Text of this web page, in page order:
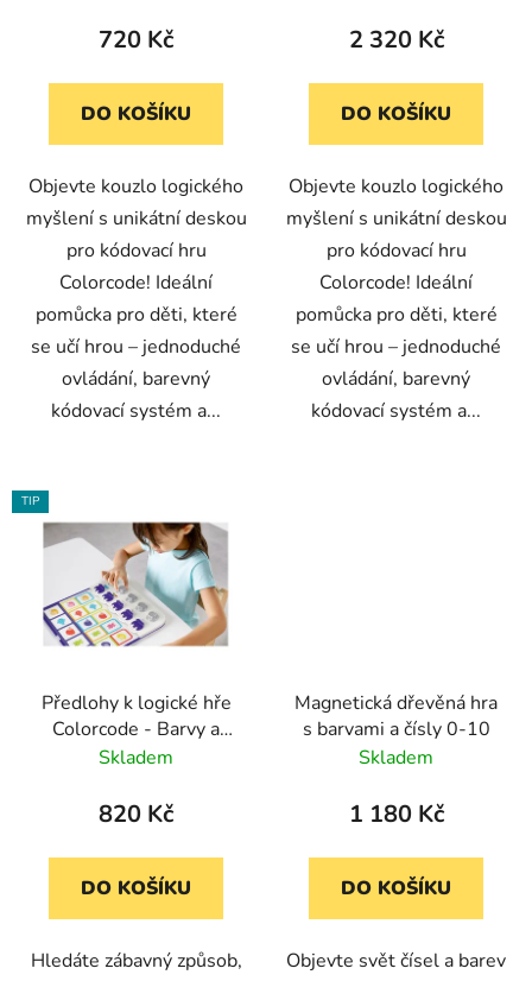
720 Kč
DO KOŠÍKU
Objevte kouzlo logického
myšlení s unikátní deskou
pro kódovací hru
Colorcode! Ideální
pomůcka pro děti, které
se učí hrou – jednoduché
ovládání, barevný
kódovací systém a...
2 320 Kč
DO KOŠÍKU
Objevte kouzlo logického
myšlení s unikátní deskou
pro kódovací hru
Colorcode! Ideální
pomůcka pro děti, které
se učí hrou – jednoduché
ovládání, barevný
kódovací systém a...
TIP
Předlohy k logické hře
Colorcode - Barvy a
tvary 1 (12 karet)
Skladem
820 Kč
DO KOŠÍKU
Hledáte zábavný způsob,
Magnetická dřevěná hra
s barvami a čísly 0-10
Skladem
1 180 Kč
DO KOŠÍKU
Objevte svět čísel a barev